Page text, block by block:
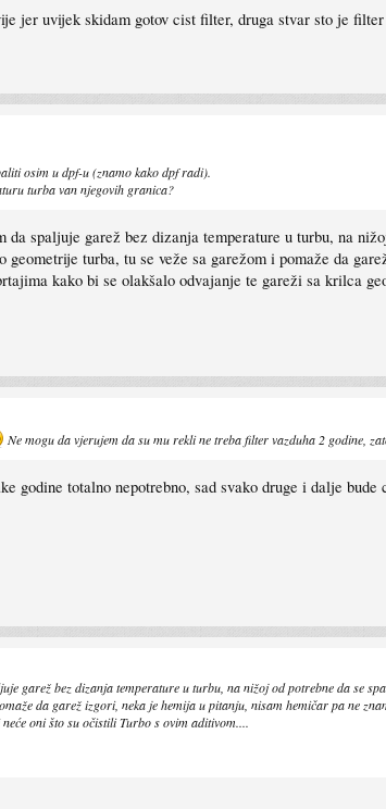
jer uvijek skidam gotov cist filter, druga stvar sto je
osim u dpf-u (znamo kako dpf radi).
turba van njegovih granica?
spaljuje garež bez dizanja temperature u turbu, na
geometrije turba, tu se veže sa garežom i pomaže da
kako bi se olakšalo odvajanje te gareži sa krilca
Ne mogu da vjerujem da su mu rekli ne treba filter vazduha 2 godine,
godine totalno nepotrebno, sad svako druge i dalje
garež bez dizanja temperature u turbu, na nižoj od potrebne da se
da garež izgori, neka je hemija u pitanju, nisam hemičar pa ne
oni što su očistili Turbo s ovim aditivom....